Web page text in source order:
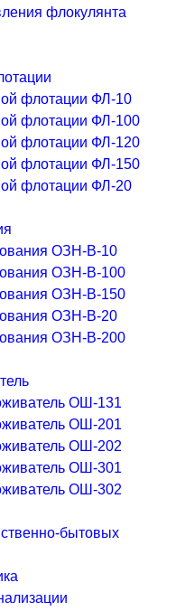
флокулянта
флотации ФЛ-10
флотации ФЛ-100
флотации ФЛ-120
флотации ФЛ-150
флотации ФЛ-20
ОЗН-В-10
ОЗН-В-100
ОЗН-В-150
ОЗН-В-20
ОЗН-В-200
ОШ-131
ОШ-201
ОШ-202
ОШ-301
ОШ-302
бытовых